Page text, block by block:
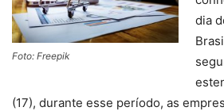
Foto: Freepik
dia
(17), durante esse período, as